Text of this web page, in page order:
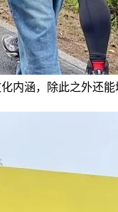
内涵，除此之外还